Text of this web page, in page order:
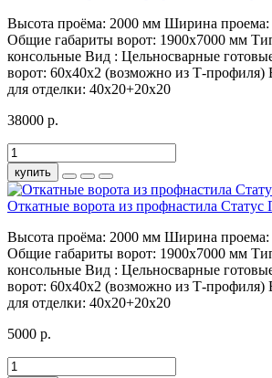
Высота проёма: 2000 мм Ширина проема:
Общие габариты ворот: 1900х7000 мм
консольные Вид : Цельносварные
ворот: 60х40х2 (возможно из Т-профиля)
для отделки: 40х20+20х20
38000 р.
купить
Откатные ворота из профнастила
Высота проёма: 2000 мм Ширина проема:
Общие габариты ворот: 1900х7000 мм
консольные Вид : Цельносварные
ворот: 60х40х2 (возможно из Т-профиля)
для отделки: 40х20+20х20
5000 р.